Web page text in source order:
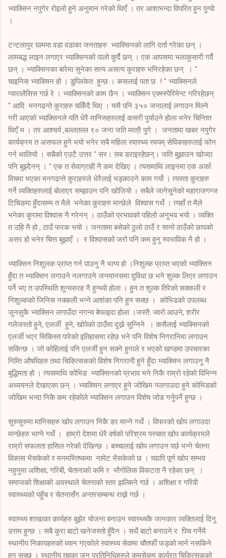
भ्याक्सिन नपुगेर रोइलो हुने अनुमान गरेको थिएँ । तर आशाभन्दा विपरित हुन पुग्यो
।
टन्टलापुर घाममा वडा वडाका जनताहरु भ्याक्सिनको लागि दर्ता गरेका छन् ।
लामबद्ध लाइन लगाएर भ्याक्सिनको पालो कुर्दै छन् । एक आपसमा भलाकुसारी गर्दै
छन् । भ्याक्सिनका बारेमा सुनेका सत्य असत्य कुराहरु भनिरहेका छन् । "
चाइनिस भ्याक्सिन हो । डुप्लिकेत हुन्छ । कसलाई पता छ ! " भ्याक्सिनले
प्यारालैसिस गर्छ रे । भ्याक्सिनको काम छैन । भ्याक्सिन एक्स्स्पेरिमेन्ट गरिरहेछन्
" आदि मनगढन्ते कुराहरु चर्किँदै थिए । यसै पनि ३५० जनालाई लगाउन मिल्ने
गरी आएको भ्याक्सिनले यति धेरै मानिसहरुलाई कसरी पुर्याउने होला भनेर चिन्तित
थिएँ म । तर आश्चर्य ,बल्लतल्ल ९० जना जति मात्रै पुगे । जनतामा खबर नपुगेर
कार्यक्रम त असफल हुने भयो भनेर सबै महिला स्वास्थ्य स्वयम् सेविकाहरुलाई फोन
गर्न थालियो । सबैको एउटै उत्तर " सर। सब डराइरहेछन्। जति बुझाउन खोज्दा
पनि बुझ्दैनन् । " एक त सेवाग्राही नै कम देखिए । त्यसमाथि लाइनमा एक अर्का
विचमा भएका मनगढन्ते कुराहरुले धेरैलाई भड्काउने काम गर्यो । त्यस्ता कुराहरु
गर्ने व्यक्तिहरुलाई बोलाएर सम्झाउन पनि खोजियो । सबैले जानेसुनेको महाराजगन्ज
टिचिङमा हुँदासम्म त मैले भनेका कुराहरु मान्छेले विश्वास गर्थे । त्यहाँ त मैले
भनेका कुरामा विश्वास नै गरेनन् । ठाउँको प्रभावको पहिलो अनुभव भयो । व्यक्ति
त उहि नै हो , ठाउँ फरक भयो । जनतामा बसेको ठुलो ठाउँ र सानो ठाउँको छापको
असर हो भनेर चित्त बुझाएँ । र विश्वासको जरो पनि कम हुनु स्वभाविक नै हो ।
भ्याक्सिन निशुलक प्राप्त गर्न पाउनु नै भाग्य हो ।निशुल्क प्राप्त भएको भ्याक्सिन
हुँदा त भ्याक्सिन लगाउने नलगाउने जनमानसमा दुविधा छ भने शुल्क लिएर लगाउन
पर्ने भए त उपस्थिति शुन्यसरह नै हुन्थ्यो होला । हुन त शुल्क तिरेको सक्कली र
निशुल्कको जिनिस नक्कली भन्ने आशंका पनि हुन सक्छ । कोभिडको उपलब्ध
जुनसुकै भ्याक्सिन लगाउँदा नगन्य बेफाइदा होला ।जस्तै: ज्वरो आउने, शरीर
गलेजस्तो हुने, एलर्जी हुने, खोपेको ठाउँमा दुख्ने सुन्निने । कसैलाई भ्याक्सिनको
एलर्जी भएर सिकिस्त पारेको इतिहासमा रहेछ भने पनि विशेष निगरानिमा लगाउन
सकिन्छ । जो कोहिलाई पनि एलर्जी हुन सक्ने हुनाले र भएको खण्डमा उपचारका
निम्ति औषधिहरु तथा चिकित्सकको विशेष निगरानी हुने हुँदा भ्याक्सिन लगाउनु नै
बुद्धिमता हो । त्यसमाथि कोभिड भ्याक्सिनको प्रभाव भने निकै राम्रो रहेको विभिन्न
अध्ययनले देखाएका छन् । भ्याक्सिन लगाएर हुने जोखिम नलगाउदा हुने कोभिडको
जोखिम भन्दा निकै कम रहेकोले भ्याक्सिन लगाउन विशेष जोड गर्नुपर्ने हुन्छ ।
सुरुसुरुमा मानिसहरु खोप लगाउन निकै डर मान्ने गर्थे । विफरको खोप लगाउदा
मान्छेहरु भाग्ने गर्थे । हाम्रो देशमा धेरै वर्षको परिश्रम पस्चात खोप कार्यक्रमले
राम्रो सफलता हासिल गरेको देखिन्छ । बच्चालाई खोप लगाउन पर्छ भन्ने चेतना
विकास भैसकेको र मनमस्तिष्कमा नामेट भैसकेको छ । यद्यपि पूर्ण खोप सम्भव
नहुनुमा अशिक्षा, गरिबी, चेतानाको कमि र भौगोलिक विकटता नै रहेका छन् ।
समाजको शिक्षाको अवस्थाले चेतनाको स्तर झल्किने गर्छ । अशिक्षा र गरिवी
स्वास्थ्यको पहुँच र चेतनासँग अन्तरसम्बन्ध राख्ने गर्छ ।
स्वास्थ्य शाखाका कार्यहरु बुझेर योजना बनाउन स्वास्थ्यकै जानकार व्यक्तिलाई दिनु
उत्तम हुन्छ । सबै कुरा बाटो खनेजस्तो हुँदैन । सधैं बाटो बनाउने र पिच गर्नेमै
स्थानीय निकायहरुको ध्यान गएकोले स्वास्थ्य सेवामा चौतर्फी फड्को मार्न नसकिने
हुन सक्छ । स्थानीय तहका जन प्रतिनिधिहरुले कमसेकम कार्यरत चिकित्सकको